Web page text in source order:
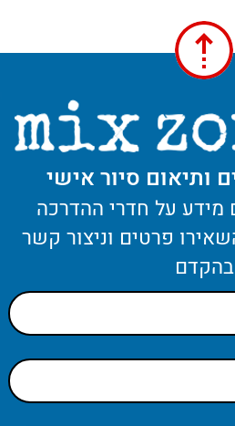
ותיאום סיור אישי
על חדרי ההדרכה
פרטים וניצור קשר
בהקדם